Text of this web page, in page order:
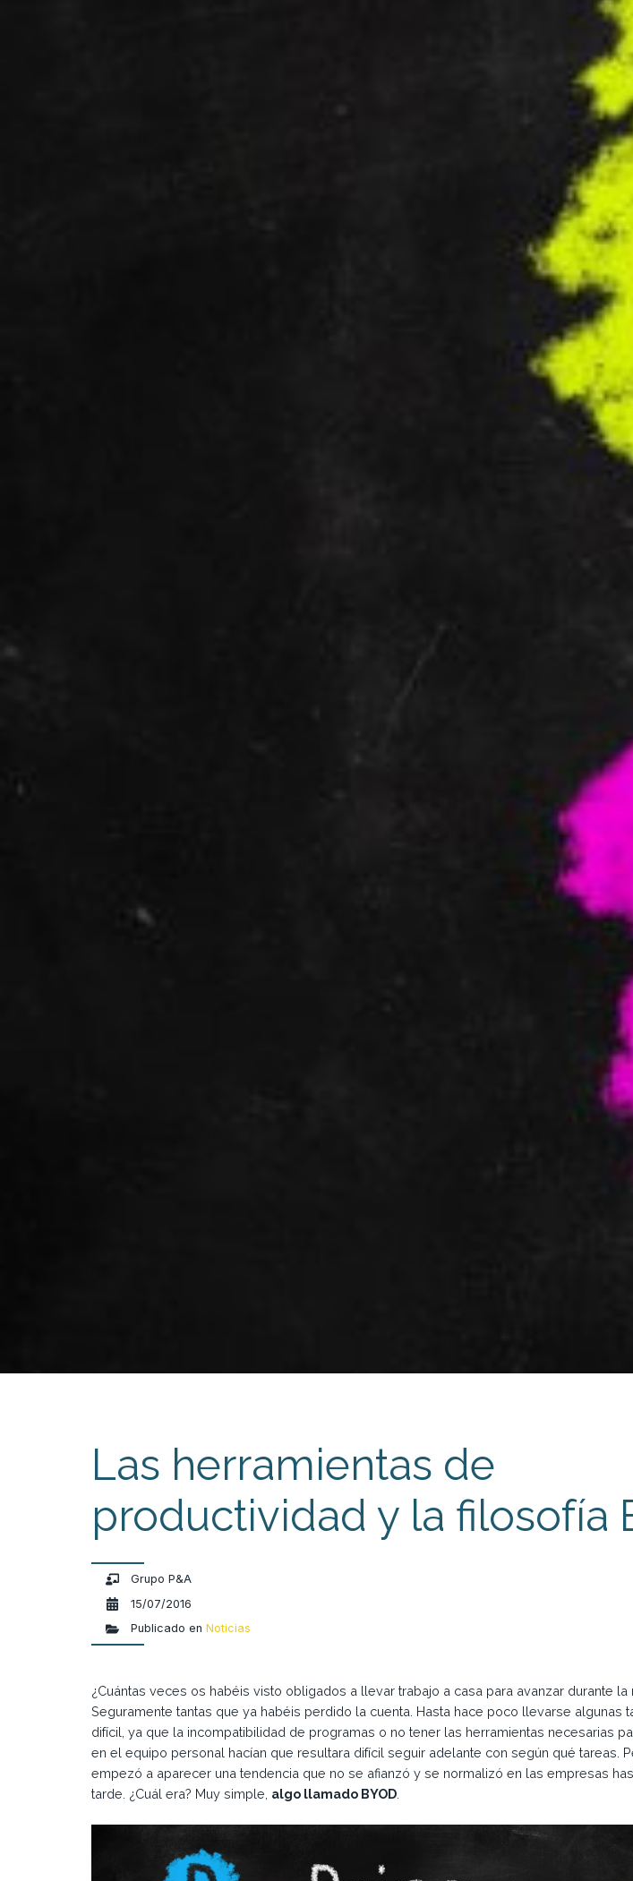
Las herramientas de
productividad y la filosofía
Grupo P&A
15/07/2016
Publicado en Noticias
¿Cuántas veces os habéis visto obligados a llevar trabajo a casa para avanzar durante la
Seguramente tantas que ya habéis perdido la cuenta. Hasta hace poco llevarse algunas
difícil, ya que la incompatibilidad de programas o no tener las herramientas necesarias
en el equipo personal hacían que resultara difícil seguir adelante con según qué tareas.
empezó a aparecer una tendencia que no se afianzó y se normalizó en las empresas
tarde. ¿Cuál era? Muy simple, algo llamado BYOD